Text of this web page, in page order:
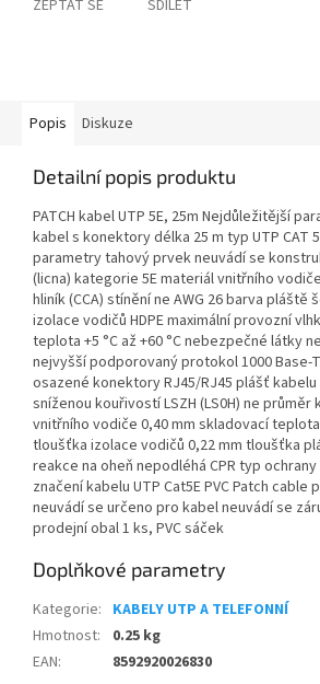
ZEPTAT SE SDÍLET
Popis Diskuze
Detailní popis produktu
PATCH kabel UTP 5E, 25m Nejdůležitější
kabel s konektory délka 25 m typ UTP CAT
parametry tahový prvek neuvádí se
(licna) kategorie 5E materiál vnitřního
hliník (CCA) stínění ne AWG 26 barva pláště
izolace vodičů HDPE maximální provozní
teplota +5 °C až +60 °C nebezpečné látky
nejvyšší podporovaný protokol 1000 Base-
osazené konektory RJ45/RJ45 plášť kabelu
sníženou kouřivostí LSZH (LS0H) ne průměr
vnitřního vodiče 0,40 mm skladovací teplota
tloušťka izolace vodičů 0,22 mm tloušťka
reakce na oheň nepodléhá CPR typ
značení kabelu UTP Cat5E PVC Patch
neuvádí se určeno pro kabel neuvádí se
prodejní obal 1 ks, PVC sáček
Doplňkové parametry
Kategorie: KABELY UTP A TELEFONNÍ
Hmotnost:
0.25 kg
EAN: 8592920026830